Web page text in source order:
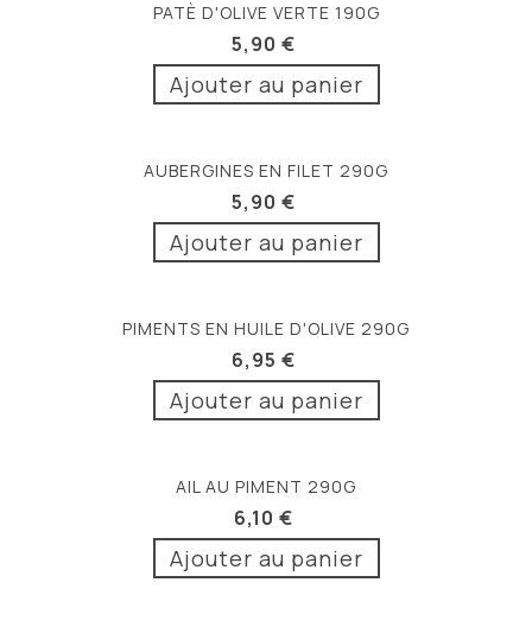
PATÈ D'OLIVE VERTE 190G
5,90 €
Ajouter au panier
AUBERGINES EN FILET 290G
5,90 €
Ajouter au panier
PIMENTS EN HUILE D'OLIVE 290G
6,95 €
Ajouter au panier
AIL AU PIMENT 290G
6,10 €
Ajouter au panier